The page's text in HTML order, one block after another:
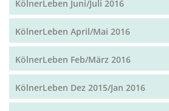
KölnerLeben Juni/Juli 2016
KölnerLeben April/Mai 2016
KölnerLeben Feb/März 2016
KölnerLeben Dez 2015/Jan 2016